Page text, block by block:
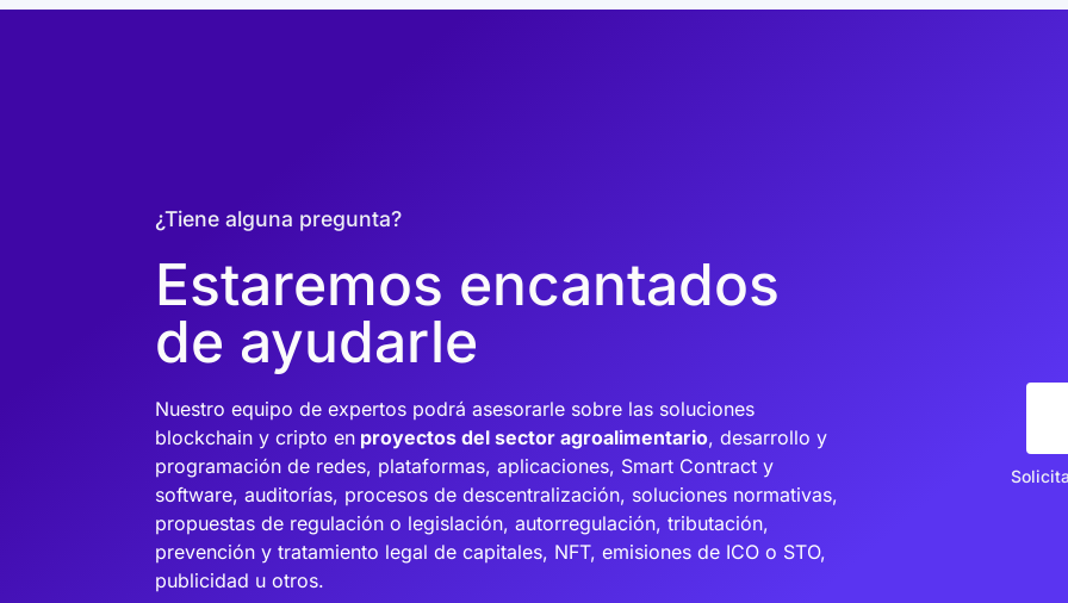
¿Tiene alguna pregunta?
Estaremos encantados
de ayudarle
Nuestro equipo de expertos podrá asesorarle sobre las soluciones
blockchain y cripto en proyectos del sector agroalimentario, desarrollo y
programación de redes, plataformas, aplicaciones, Smart Contract y
software, auditorías, procesos de descentralización, soluciones normativas,
propuestas de regulación o legislación, autorregulación, tributación,
prevención y tratamiento legal de capitales, NFT, emisiones de ICO o STO,
publicidad u otros.